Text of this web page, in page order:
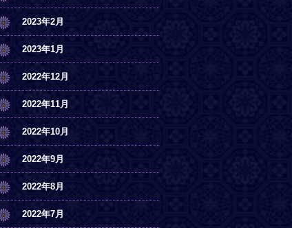
2023年2月
2023年1月
2022年12月
2022年11月
2022年10月
2022年9月
2022年8月
2022年7月